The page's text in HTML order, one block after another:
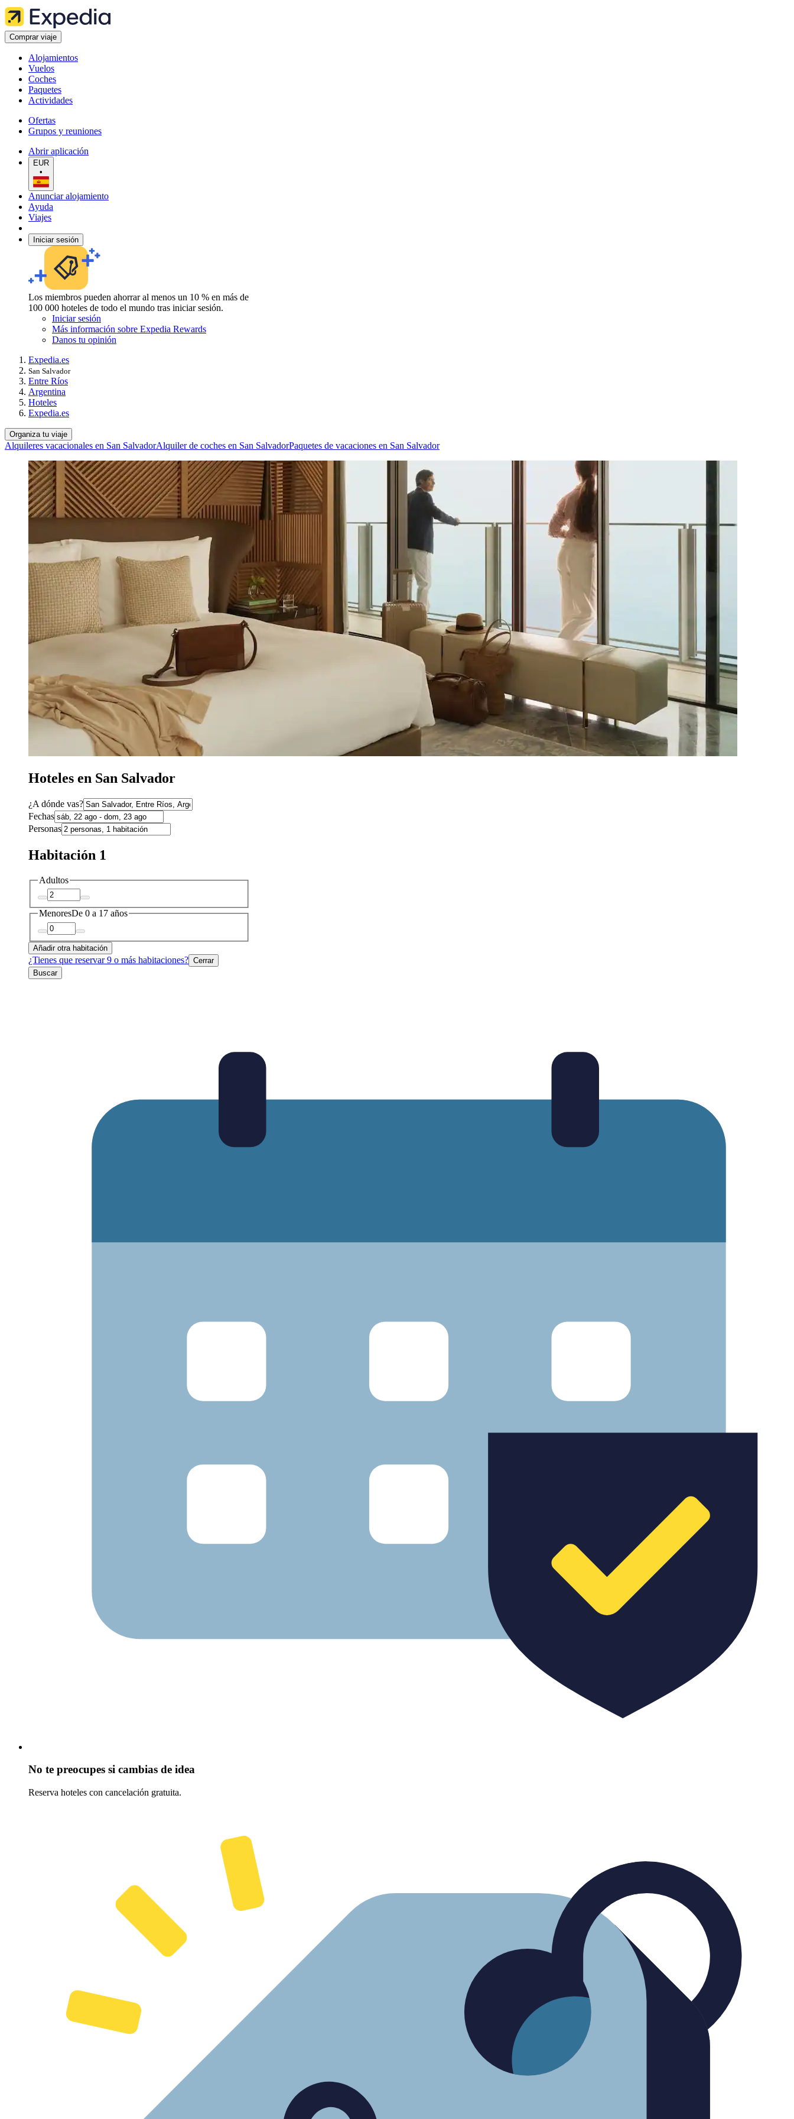
Comprar viaje
Alojamientos
Vuelos
Coches
Paquetes
Actividades
Ofertas
Grupos y reuniones
Abrir aplicación
EUR
•
Anunciar alojamiento
Ayuda
Viajes
Iniciar sesión
Los miembros pueden ahorrar al menos un 10 % en más de
100 000 hoteles de todo el mundo tras iniciar sesión.
Iniciar sesión
Más información sobre Expedia Rewards
Danos tu opinión
Expedia.es
San Salvador
Entre Ríos
Argentina
Hoteles
Expedia.es
Organiza tu viaje
Alquileres vacacionales en San SalvadorAlquiler de coches en San SalvadorPaquetes de vacaciones en San Salvador
Hoteles en San Salvador
¿A dónde vas?
Fechas
Personas
Habitación 1
Adultos
MenoresDe 0 a 17 años
Añadir otra habitación
¿Tienes que reservar 9 o más habitaciones? Cerrar
Buscar
No te preocupes si cambias de idea
Reserva hoteles con cancelación gratuita.